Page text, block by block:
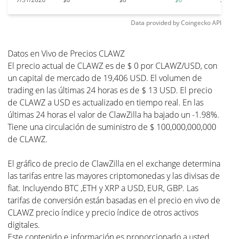
Data provided byCoingeckoAPI
Datos en Vivo de Precios CLAWZ
El precio actual de CLAWZ es de $ 0 por CLAWZ/USD, con
un capital de mercado de 19,406 USD. El volumen de
trading en las últimas 24 horas es de $ 13 USD. El precio
de CLAWZ a USD es actualizado en tiempo real. En las
últimas 24 horas el valor de ClawZilla ha bajado un -1.98%.
Tiene una circulación de suministro de $ 100,000,000,000
de CLAWZ.
El gráfico de precio de ClawZilla en el exchange determina
las tarifas entre las mayores criptomonedas y las divisas de
fiat. Incluyendo BTC ,ETH y XRP a USD, EUR, GBP. Las
tarifas de conversión están basadas en el precio en vivo de
CLAWZ precio índice y precio índice de otros activos
digitales.